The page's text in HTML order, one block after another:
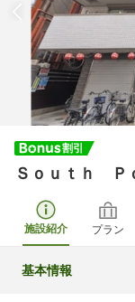
Ｓｏｕｔｈ Ｐ
施設紹介 プラン
基本情報